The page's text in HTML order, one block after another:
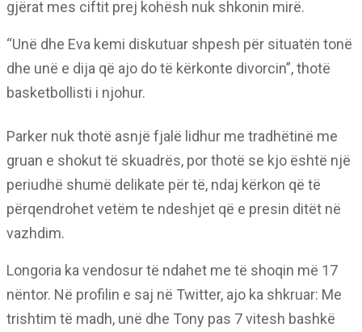
gjërat mes ciftit prej kohësh nuk shkonin mirë.
“Unë dhe Eva kemi diskutuar shpesh për situatën tonë
dhe unë e dija që ajo do të kërkonte divorcin”, thotë
basketbollisti i njohur.
Parker nuk thotë asnjë fjalë lidhur me tradhëtinë me
gruan e shokut të skuadrës, por thotë se kjo është një
periudhë shumë delikate për të, ndaj kërkon që të
përqendrohet vetëm te ndeshjet që e presin ditët në
vazhdim.
Longoria ka vendosur të ndahet me të shoqin më 17
nëntor. Në profilin e saj në Twitter, ajo ka shkruar: Me
trishtim të madh, unë dhe Tony pas 7 vitesh bashkë